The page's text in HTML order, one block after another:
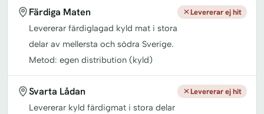
Färdiga Maten
Levererar färdiglagad kyld mat i stora
delar av mellersta och södra Sverige.
Metod: egen distribution (kyld)
Levererar ej hit
Svarta Lådan
Levererar kyld färdigmat i stora delar
Levererar ej hit